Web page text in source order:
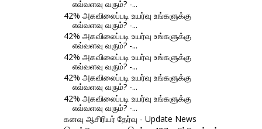
எவ்வளவு வரும்? -...
42% அகவிலைப்படி உயர்வு உங்களுக்கு
எவ்வளவு வரும்? -...
42% அகவிலைப்படி உயர்வு உங்களுக்கு
எவ்வளவு வரும்? -...
42% அகவிலைப்படி உயர்வு உங்களுக்கு
எவ்வளவு வரும்? -...
42% அகவிலைப்படி உயர்வு உங்களுக்கு
எவ்வளவு வரும்? -...
42% அகவிலைப்படி உயர்வு உங்களுக்கு
எவ்வளவு வரும்? -...
கனவு ஆசிரியர் தேர்வு - Update News